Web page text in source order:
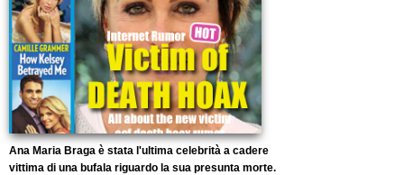
Ana Maria Braga è stata l'ultima celebrità a cadere
vittima di una bufala riguardo la sua presunta morte.